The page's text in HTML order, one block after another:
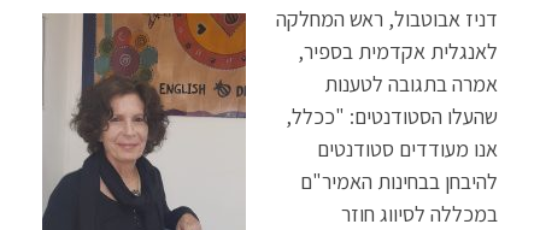
דניז אבוטבול, ראש המחלקה
לאנגלית אקדמית בספיר,
אמרה בתגובה לטענות
שהעלו הסטודנטים: "ככלל,
אנו מעודדים סטודנטים
להיבחן בבחינות האמיר"ם
במכללה לסיווג חוזר